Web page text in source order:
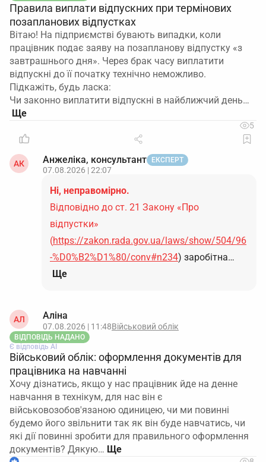
Правила виплати відпускних при термінових
позапланових відпустках
Вітаю! На підприємстві бувають випадки, коли
працівник подає заяву на позапланову відпустку «з
завтрашнього дня». Через брак часу виплатити
відпускні до її початку технічно неможливо.
Підкажіть, будь ласка:
Чи законно виплатити відпускні в найближчий день…
5
АК Анжеліка, консультант ЕКСПЕРТ
07.08.2026 | 22:07
Ні, неправомірно.
Відповідно до ст. 21 Закону «Про
відпустки»
(https://zakon.rada.gov.ua/laws/show/504/96
-%D0%B2%D1%80/conv#n234) заробітна…
Ще
АЛ Аліна
07.08.2026 | 11:48Військовий облік
ВІДПОВІДЬ НАДАНО
Є відповідь АІ
Військовий облік: оформлення документів для
працівника на навчанні
Хочу дізнатись, якщо у нас працівник йде на денне
навчання в технікум, для нас він є
військовозобов'язаною одиницею, чи ми повинні
будемо його звільнити так як він буде навчатись, чи
які дії повинні зробити для правильного оформлення
документів? Дякую…